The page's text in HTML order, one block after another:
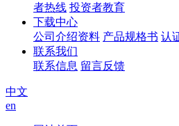
者热线 投资者教育
下载中心
公司介绍资料 产品规格书 认
联系我们
联系信息 留言反馈
中文
en